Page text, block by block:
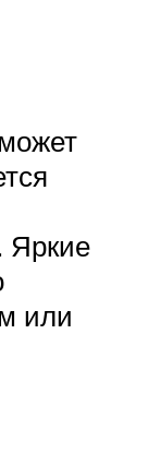
Яркие
или